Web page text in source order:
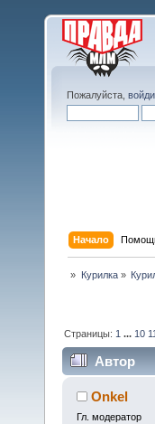
Пожалуйста,
Начало
» Курилка»
Страницы: 1 ... 10 11
Автор
Onkel
Гл. модератор